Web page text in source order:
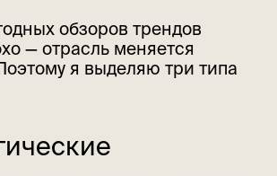
обзоров трендов
— отрасль меняется
я выделяю три типа